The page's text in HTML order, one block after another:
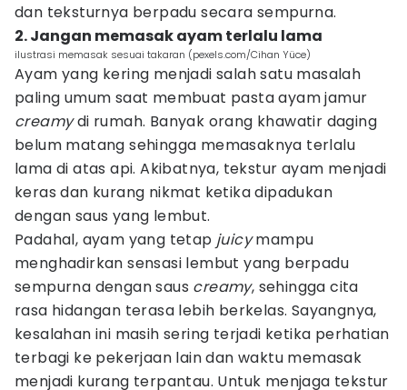
dan teksturnya berpadu secara sempurna.
2. Jangan memasak ayam terlalu lama
ilustrasi memasak sesuai takaran (pexels.com/Cihan Yüce)
Ayam yang kering menjadi salah satu masalah
paling umum saat membuat pasta ayam jamur
creamydi rumah. Banyak orang khawatir daging
belum matang sehingga memasaknya terlalu
lama di atas api. Akibatnya, tekstur ayam menjadi
keras dan kurang nikmat ketika dipadukan
dengan saus yang lembut.
Padahal, ayam yang tetap juicymampu
menghadirkan sensasi lembut yang berpadu
sempurna dengan saus creamy, sehingga cita
rasa hidangan terasa lebih berkelas. Sayangnya,
kesalahan ini masih sering terjadi ketika perhatian
terbagi ke pekerjaan lain dan waktu memasak
menjadi kurang terpantau. Untuk menjaga tekstur